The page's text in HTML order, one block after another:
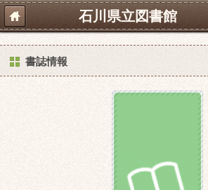
石川県立図書館
書誌情報